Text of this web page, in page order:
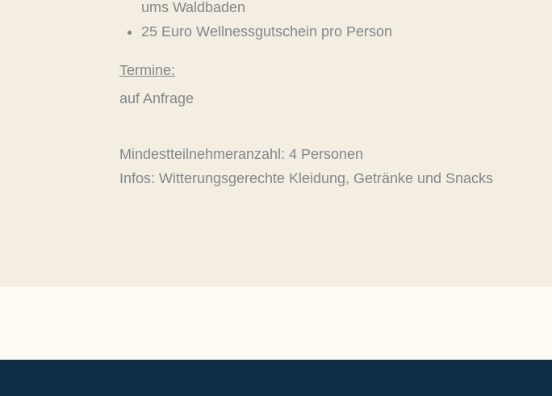
ums Waldbaden
25 Euro Wellnessgutschein pro Person
Termine:
auf Anfrage
Mindestteilnehmeranzahl: 4 Personen
Infos: Witterungsgerechte Kleidung, Getränke und Snacks